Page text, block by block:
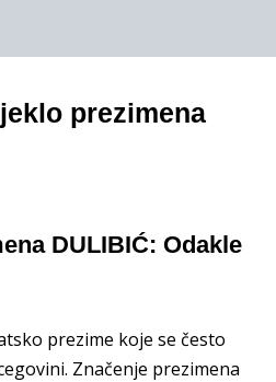
prezimena
DULIBIĆ: Odakle
prezime koje se često
Značenje prezimena